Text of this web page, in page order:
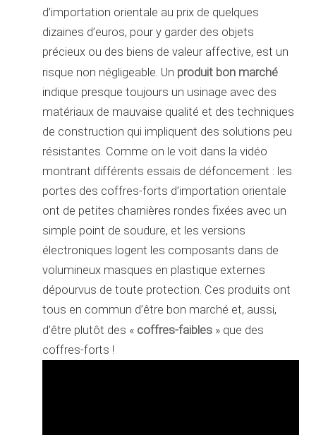
d’importation orientale au prix de quelques
dizaines d’euros, pour y garder des objets
précieux ou des biens de valeur affective, est un
risque non négligeable. Un produit bon marché
indique presque toujours un usinage avec des
matériaux de mauvaise qualité et des techniques
de construction qui impliquent des solutions peu
résistantes. Comme on le voit dans la vidéo
montrant différents essais de défoncement : les
portes des coffres-forts d’importation orientale
ont de petites charnières rondes fixées avec un
simple point de soudure, et les versions
électroniques logent les composants dans de
volumineux masques en plastique externes
dépourvus de toute protection. Ces produits ont
tous en commun d’être bon marché et, aussi,
d’être plutôt des « coffres-faibles » que des
coffres-forts !